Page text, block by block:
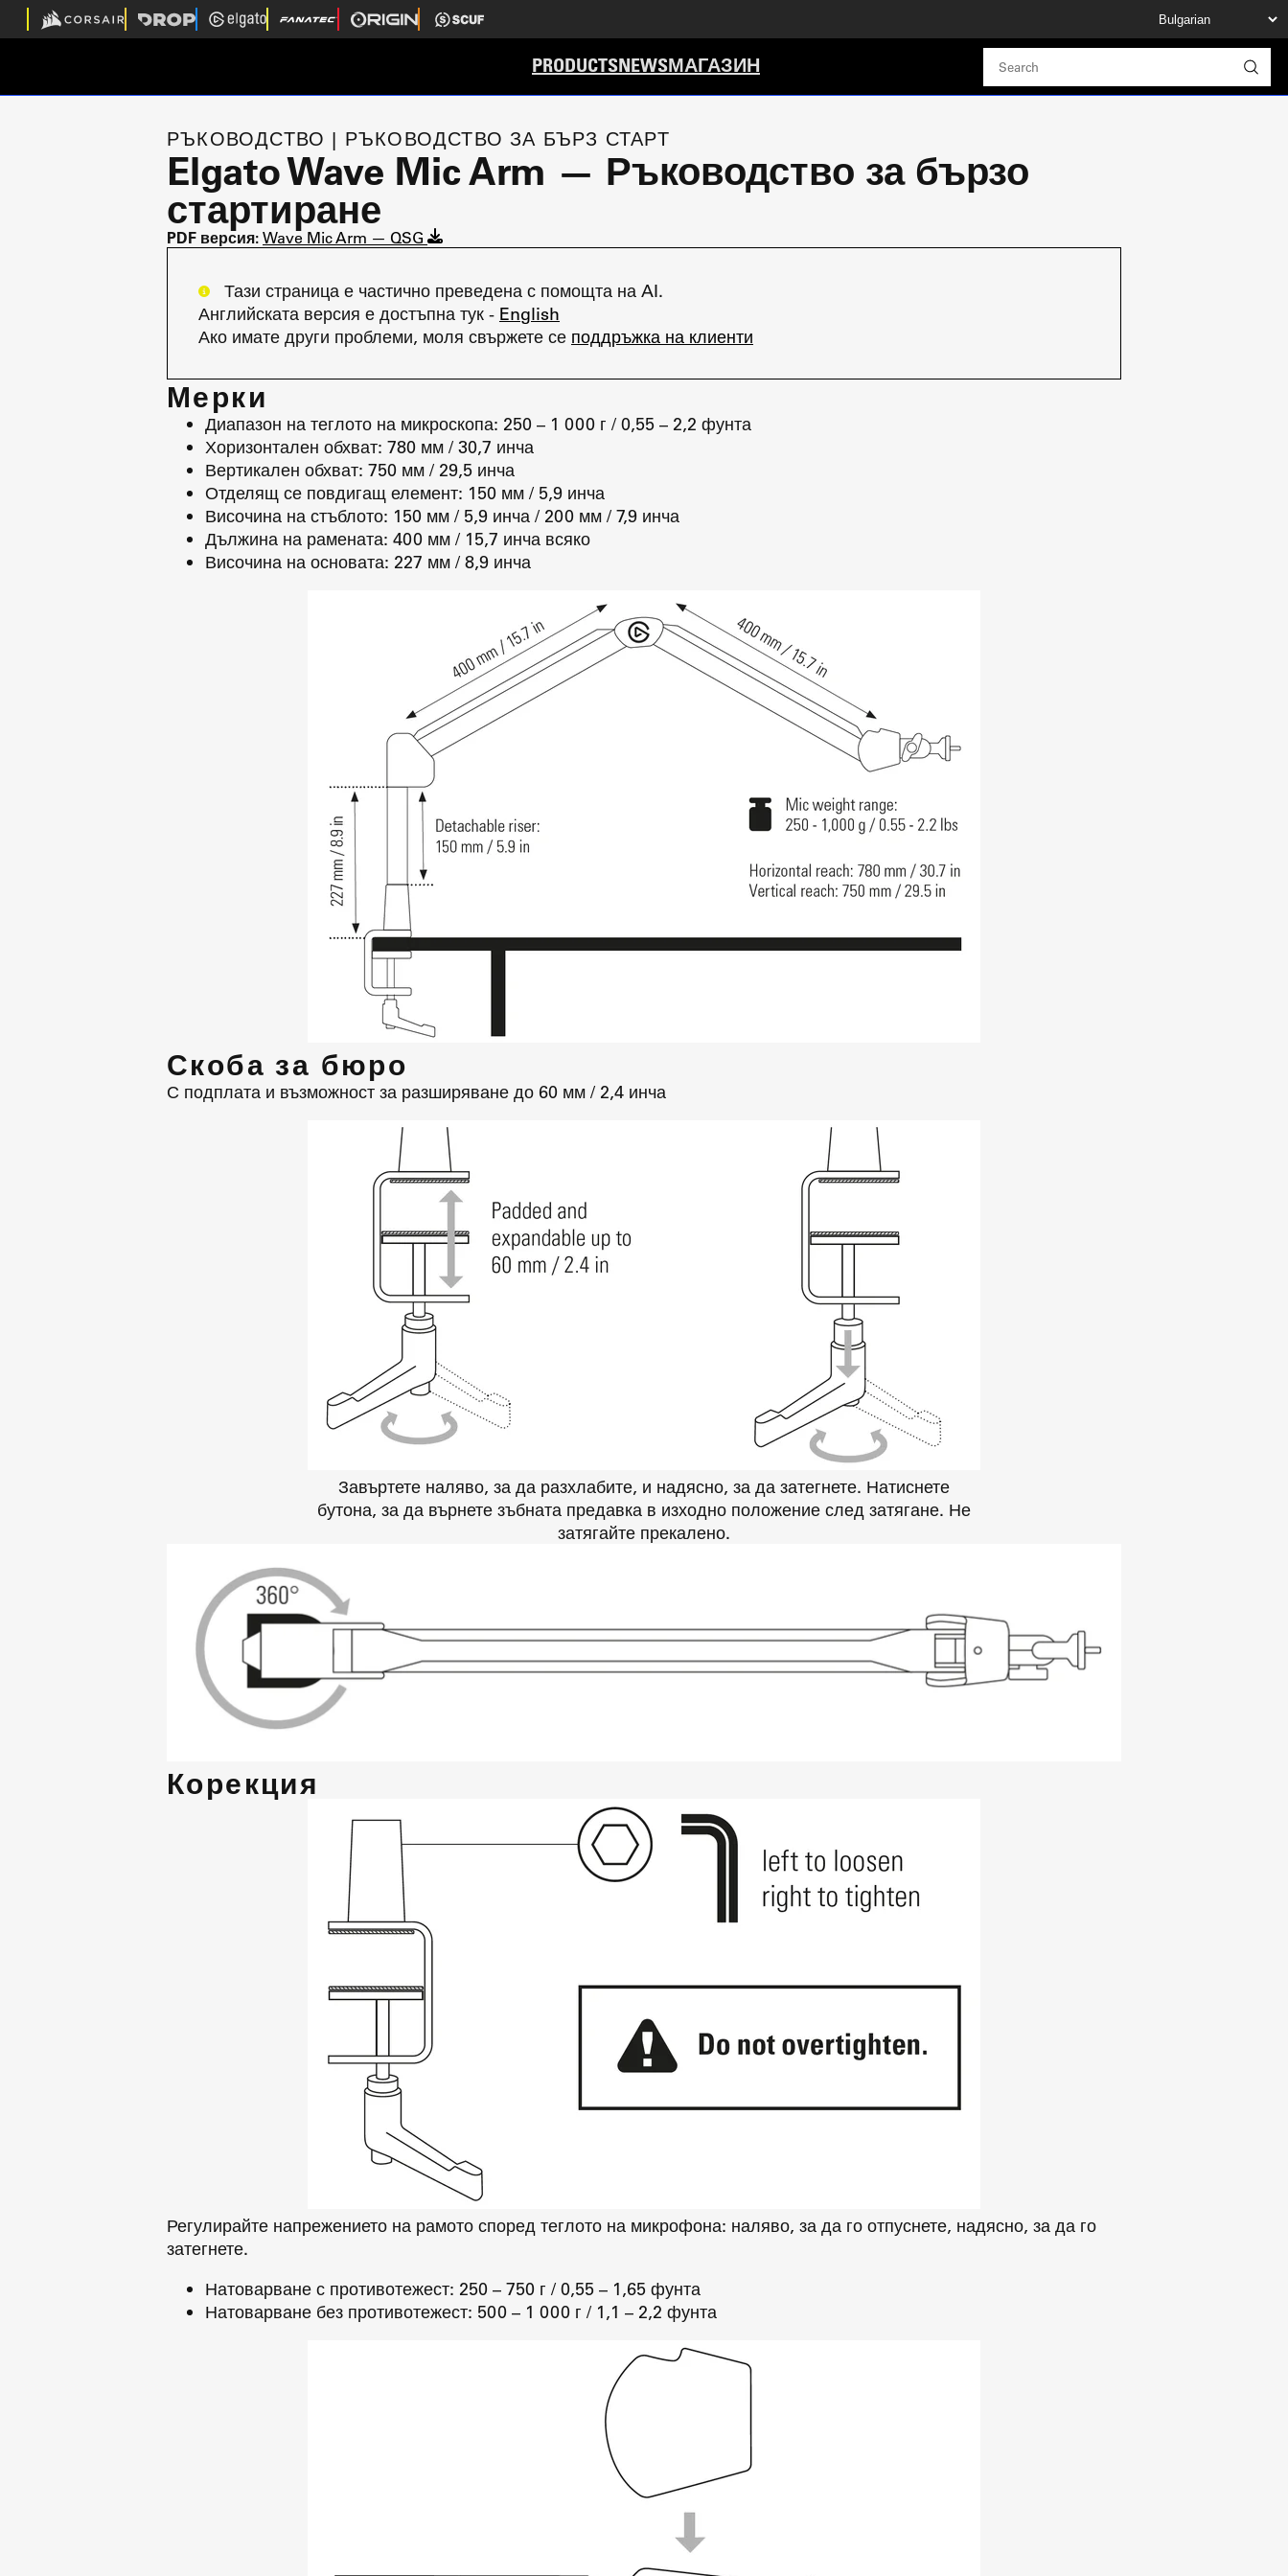
PRODUCTSNEWSМАГАЗИН
РЪКОВОДСТВО | РЪКОВОДСТВО ЗА БЪРЗ СТАРТ
Elgato Wave Mic Arm — Ръководство за бързо
стартиране
PDF версия:Wave Mic Arm — QSG
Тази страница е частично преведена с помощта на AI.
Английската версия е достъпна тук - English
Ако имате други проблеми, моля свържете се поддръжка на клиенти
Мерки
Диапазон на теглото на микроскопа: 250 – 1 000 г / 0,55 – 2,2 фунта
Хоризонтален обхват: 780 мм / 30,7 инча
Вертикален обхват: 750 мм / 29,5 инча
Отделящ се повдигащ елемент: 150 мм / 5,9 инча
Височина на стъблото: 150 мм / 5,9 инча / 200 мм / 7,9 инча
Дължина на рамената: 400 мм / 15,7 инча всяко
Височина на основата: 227 мм / 8,9 инча
Скоба за бюро
С подплата и възможност за разширяване до 60 мм / 2,4 инча
Завъртете наляво, за да разхлабите, и надясно, за да затегнете. Натиснете
бутона, за да върнете зъбната предавка в изходно положение след затягане. Не
затягайте прекалено.
Корекция
Регулирайте напрежението на рамото според теглото на микрофона: наляво, за да го отпуснете, надясно, за да го
затегнете.
Натоварване с противотежест: 250 – 750 г / 0,55 – 1,65 фунта
Натоварване без противотежест: 500 – 1 000 г / 1,1 – 2,2 фунта